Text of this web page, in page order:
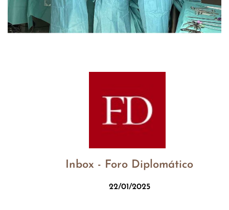
Inbox - Foro Diplomático
22/01/2025